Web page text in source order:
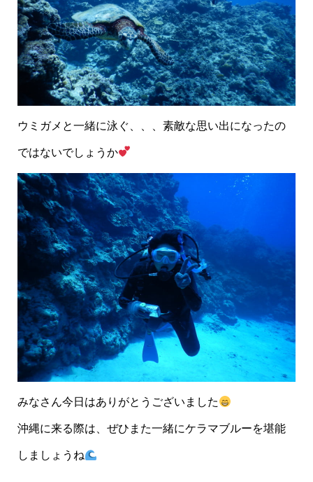
ウミガメと一緒に泳ぐ、、、素敵な思い出になったの
ではないでしょうか
みなさん今日はありがとうございました
沖縄に来る際は、ぜひまた一緒にケラマブルーを堪能
しましょうね